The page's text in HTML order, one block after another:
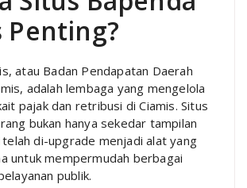
Penting?
atau Badan Pendapatan Daerah
adalah lembaga yang mengelola
pajak dan retribusi di Ciamis. Situs
bukan hanya sekedar tampilan
di-upgrade menjadi alat yang
untuk mempermudah berbagai
publik.